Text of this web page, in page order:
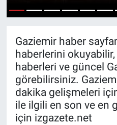
Gaziemir haber
haberlerini
haberleri ve güncel
görebilirsiniz.
dakika gelişmeleri
ile ilgili en son ve en
için izgazete.net